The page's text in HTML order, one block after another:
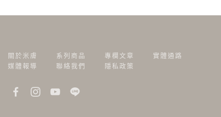
關於米膚 系列商品 專欄文章
實體通路
媒體報導
聯絡我們 隱私政策